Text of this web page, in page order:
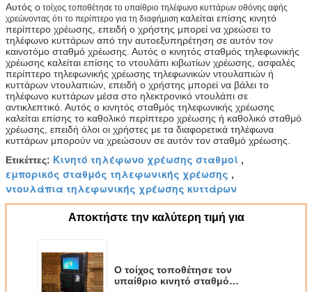
Αυτός ο τοίχος τοποθέτησε το υπαίθριο τηλέφωνο κυττάρων οθόνης αφής
χρεώνοντας ότι το περίπτερο για τη διαφήμιση καλείται επίσης κινητό
περίπτερο χρέωσης, επειδή ο χρήστης μπορεί να χρεώσει το
τηλέφωνο κυττάρων από την αυτοεξυπηρέτηση σε αυτόν τον
καινοτόμο σταθμό χρέωσης. Αυτός ο κινητός σταθμός τηλεφωνικής
χρέωσης καλείται επίσης το ντουλάπι κιβωτίων χρέωσης, ασφαλές
περίπτερο τηλεφωνικής χρέωσης τηλεφωνικών ντουλαπιών ή
κυττάρων ντουλαπιών, επειδή ο χρήστης μπορεί να βάλει το
τηλέφωνο κυττάρων μέσα στο ηλεκτρονικό ντουλάπι σε
αντικλεπτικό. Αυτός ο κινητός σταθμός τηλεφωνικής χρέωσης
καλείται επίσης το καθολικό περίπτερο χρέωσης ή καθολικό σταθμό
χρέωσης, επειδή όλοι οι χρήστες με τα διαφορετικά τηλέφωνα
κυττάρων μπορούν να χρεώσουν σε αυτόν τον σταθμό χρέωσης.
Ετικέττες: Κινητό τηλέφωνο χρέωσης σταθμοί ,
εμπορικός σταθμός τηλεφωνικής χρέωσης ,
ντουλάπια τηλεφωνικής χρέωσης κυττάρων
Αποκτήστε την καλύτερη τιμή για
Ο τοίχος τοποθέτησε τον
υπαίθριο κινητό σταθμό